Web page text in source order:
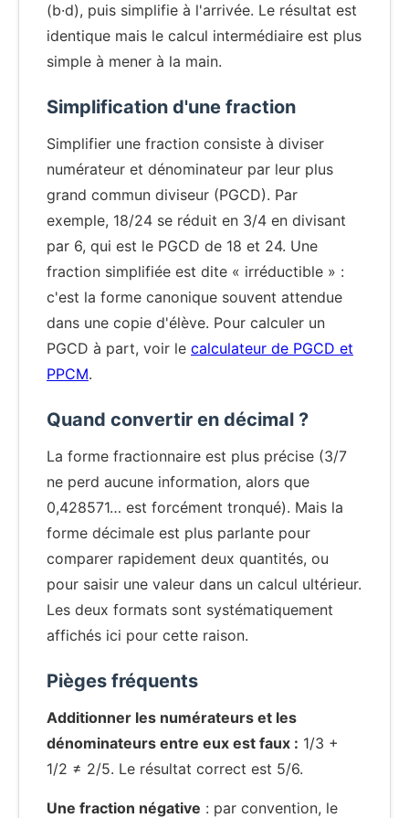
(b·d), puis simplifie à l'arrivée. Le résultat est
identique mais le calcul intermédiaire est plus
simple à mener à la main.
Simplification d'une fraction
Simplifier une fraction consiste à diviser
numérateur et dénominateur par leur plus
grand commun diviseur (PGCD). Par
exemple, 18/24 se réduit en 3/4 en divisant
par 6, qui est le PGCD de 18 et 24. Une
fraction simplifiée est dite « irréductible » :
c'est la forme canonique souvent attendue
dans une copie d'élève. Pour calculer un
PGCD à part, voir le calculateur de PGCD et
PPCM.
Quand convertir en décimal ?
La forme fractionnaire est plus précise (3/7
ne perd aucune information, alors que
0,428571… est forcément tronqué). Mais la
forme décimale est plus parlante pour
comparer rapidement deux quantités, ou
pour saisir une valeur dans un calcul ultérieur.
Les deux formats sont systématiquement
affichés ici pour cette raison.
Pièges fréquents
Additionner les numérateurs et les
dénominateurs entre eux est faux : 1/3 +
1/2 ≠ 2/5. Le résultat correct est 5/6.
Une fraction négative : par convention, le